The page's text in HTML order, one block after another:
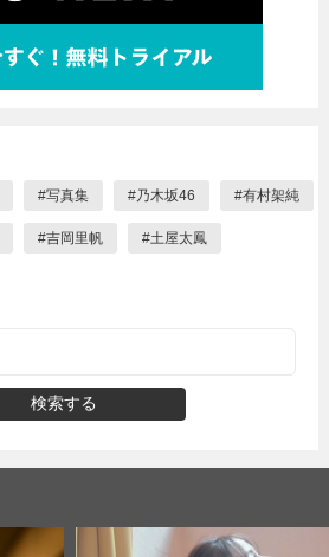
#写真集 #乃木坂46 #有村架純
#吉岡里帆 #土屋太鳳
検索する